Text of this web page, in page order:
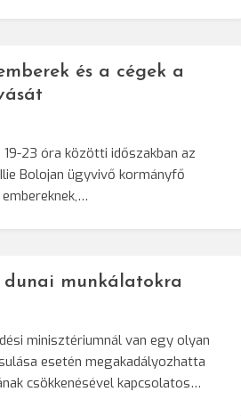
és a cégek a
19-23 óra közötti időszakban az
Bolojan ügyvivő kormányfő
munkálatokra
minisztériumnál van egy olyan
esetén megakadályozhatta
csökkenésével kapcsolatos…